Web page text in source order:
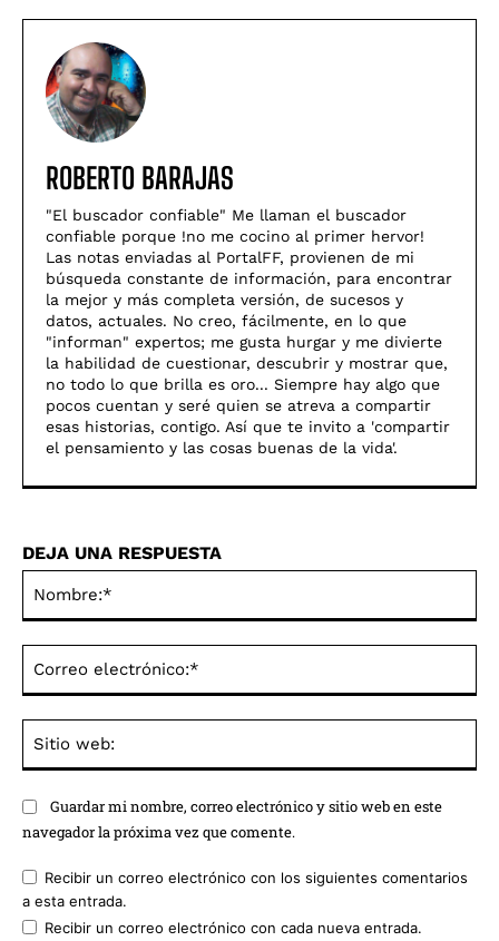
ROBERTO BARAJAS
"El buscador confiable" Me llaman el buscador
confiable porque !no me cocino al primer hervor!
Las notas enviadas al PortalFF, provienen de mi
búsqueda constante de información, para encontrar
la mejor y más completa versión, de sucesos y
datos, actuales. No creo, fácilmente, en lo que
"informan" expertos; me gusta hurgar y me divierte
la habilidad de cuestionar, descubrir y mostrar que,
no todo lo que brilla es oro... Siempre hay algo que
pocos cuentan y seré quien se atreva a compartir
esas historias, contigo. Así­ que te invito a 'compartir
el pensamiento y las cosas buenas de la vida'.
DEJA UNA RESPUESTA
Guardar mi nombre, correo electrónico y sitio web en este
navegador la próxima vez que comente.
Recibir un correo electrónico con los siguientes comentarios
a esta entrada.
Recibir un correo electrónico con cada nueva entrada.